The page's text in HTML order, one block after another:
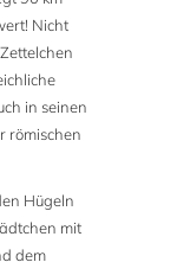
Nicht
in seinen
römischen
Hügeln
mit
dem